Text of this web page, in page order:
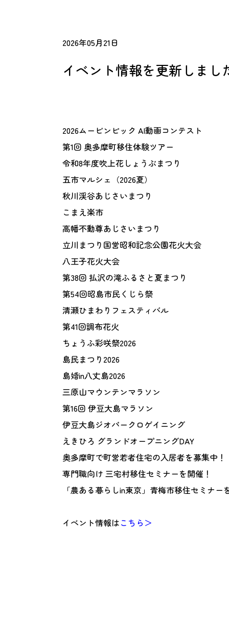
2026年05月21日
イベント情報を更新しまし
2026ムービンピック AI動画コンテスト
第1回 奥多摩町移住体験ツアー
令和8年度吹上花しょうぶまつり
五市マルシェ（2026夏）
秋川渓谷あじさいまつり
こまえ楽市
高幡不動尊あじさいまつり
立川まつり国営昭和記念公園花火大会
八王子花火大会
第38回 払沢の滝ふるさと夏まつり
第54回昭島市民くじら祭
清瀬ひまわりフェスティバル
第41回調布花火
ちょうふ彩咲祭2026
島民まつり2026
島婚in八丈島2026
三原山マウンテンマラソン
第16回 伊豆大島マラソン
伊豆大島ジオパークロゲイニング
えきひろ グランドオープニングDAY
奥多摩町で町営若者住宅の入居者を募集中！
専門職向け 三宅村移住セミナーを開催！
「農ある暮らしin東京」青梅市移住セミナー
イベント情報はこちら＞